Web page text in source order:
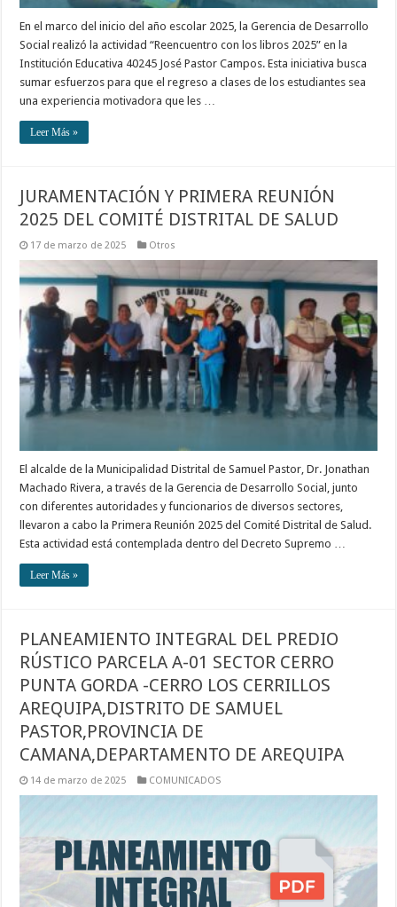
En el marco del inicio del año escolar 2025, la Gerencia de Desarrollo
Social realizó la actividad “Reencuentro con los libros 2025” en la
Institución Educativa 40245 José Pastor Campos. Esta iniciativa busca
sumar esfuerzos para que el regreso a clases de los estudiantes sea
una experiencia motivadora que les …
Leer Más »
JURAMENTACIÓN Y PRIMERA REUNIÓN
2025 DEL COMITÉ DISTRITAL DE SALUD
17 de marzo de 2025 Otros
El alcalde de la Municipalidad Distrital de Samuel Pastor, Dr. Jonathan
Machado Rivera, a través de la Gerencia de Desarrollo Social, junto
con diferentes autoridades y funcionarios de diversos sectores,
llevaron a cabo la Primera Reunión 2025 del Comité Distrital de Salud.
Esta actividad está contemplada dentro del Decreto Supremo …
Leer Más »
PLANEAMIENTO INTEGRAL DEL PREDIO
RÚSTICO PARCELA A-01 SECTOR CERRO
PUNTA GORDA -CERRO LOS CERRILLOS
AREQUIPA,DISTRITO DE SAMUEL
PASTOR,PROVINCIA DE
CAMANA,DEPARTAMENTO DE AREQUIPA
14 de marzo de 2025 COMUNICADOS